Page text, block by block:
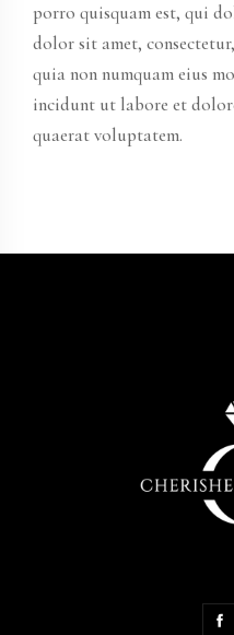
porro quisquam est, qui
dolor sit amet,
quia non numquam eius
incidunt ut labore et
quaerat voluptatem.